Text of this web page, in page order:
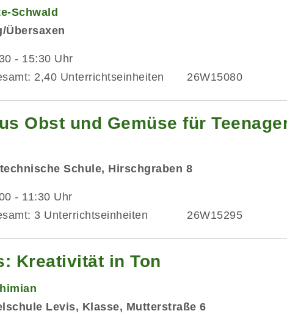
Schwald
Übersaxen
- 15:30 Uhr
2,40 Unterrichtseinheiten
26W15080
Obst und Gemüse für
Schule, Hirschgraben 8
- 11:30 Uhr
3 Unterrichtseinheiten
26W15295
Kreativität in Ton
Levis, Klasse, Mutterstraße 6